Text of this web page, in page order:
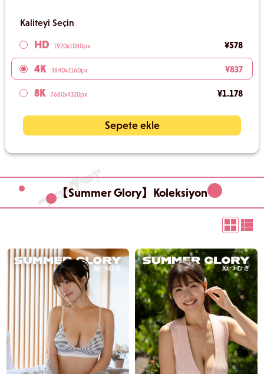
Kaliteyi Seçin
HD 1920x1080px ¥578
4K 3840x2160px ¥837
8K 7680x4320px ¥1.178
Sepete ekle
【Summer Glory】Koleksiyon